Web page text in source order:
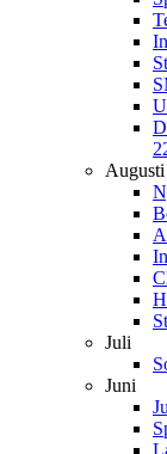
Augusti
Juli
Juni